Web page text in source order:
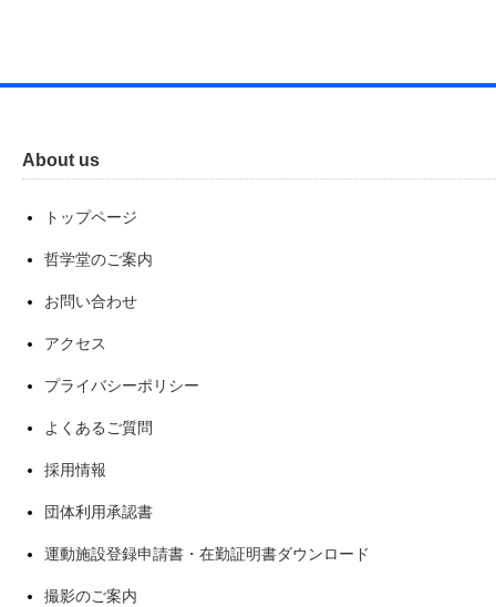
About us
トップページ
哲学堂のご案内
お問い合わせ
アクセス
プライバシーポリシー
よくあるご質問
採用情報
団体利用承認書
運動施設登録申請書・在勤証明書ダウンロード
撮影のご案内